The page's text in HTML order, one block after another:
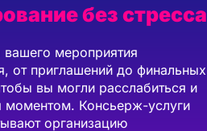
без стресса
вашего мероприятия
от приглашений до финальных
вы могли расслабиться и
моментом. Консьерж-услуги
организацию